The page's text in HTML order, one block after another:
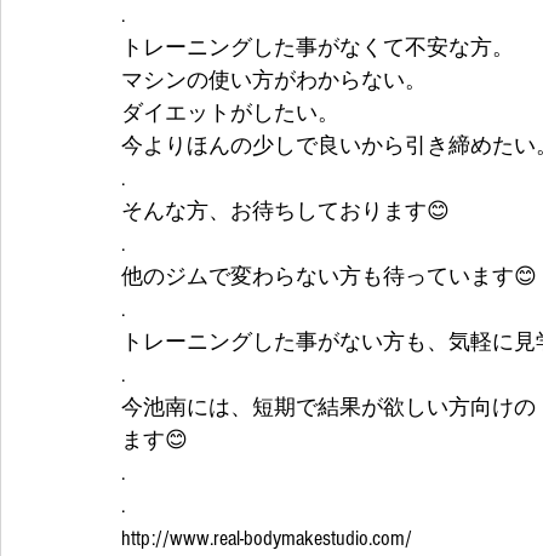
.
トレーニングした事がなくて不安な方。
マシンの使い方がわからない。
ダイエットがしたい。
今よりほんの少しで良いから引き締めたい
.
そんな方、お待ちしております😊
.
他のジムで変わらない方も待っています😊
.
トレーニングした事がない方も、気軽に
.
今池南には、短期で結果が欲しい方向けの
ます😊
.
.
http://www.real-bodymakestudio.com/